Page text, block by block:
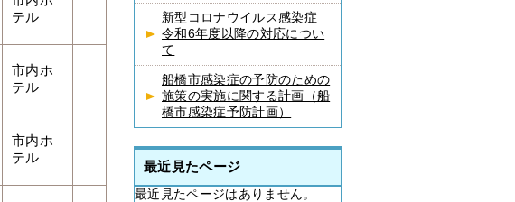
テル
市内ホ
テル
市内ホ
テル
新型コロナウイルス感染症
令和6年度以降の対応につい
て
船橋市感染症の予防のための
施策の実施に関する計画（船
橋市感染症予防計画）
最近見たページ
最近見たページはありません。